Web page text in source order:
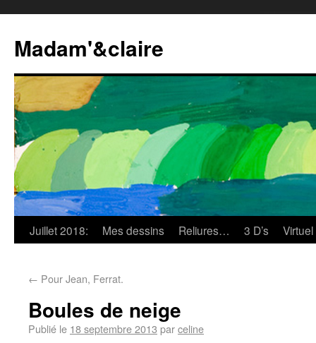
Madam'&claire
Juillet 2018: Mes dessins Reliures… 3 D’s Virtuel
← Pour Jean, Ferrat.
Boules de neige
Publié le 18 septembre 2013 parceline